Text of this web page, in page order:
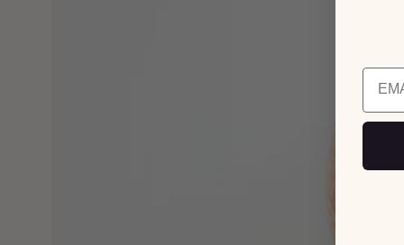
Email